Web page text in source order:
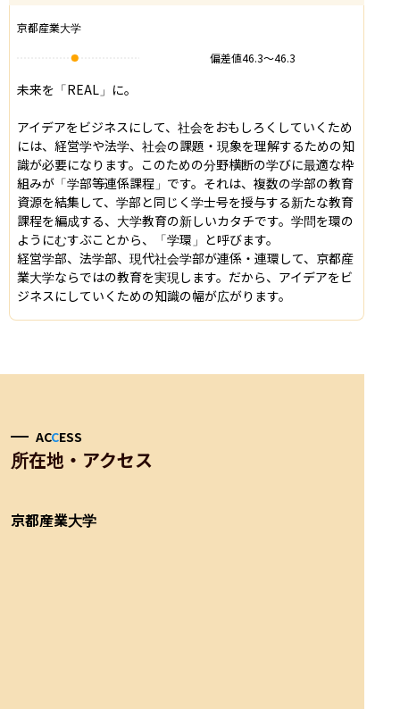
京都産業大学
偏差値46.3〜46.3
未来を「REAL」に。
アイデアをビジネスにして、社会をおもしろくしていくため
には、経営学や法学、社会の課題・現象を理解するための知
識が必要になります。このための分野横断の学びに最適な枠
組みが「学部等連係課程」です。それは、複数の学部の教育
資源を結集して、学部と同じく学士号を授与する新たな教育
課程を編成する、大学教育の新しいカタチです。学問を環の
ようにむすぶことから、「学環」と呼びます。
経営学部、法学部、現代社会学部が連係・連環して、京都産
業大学ならではの教育を実現します。だから、アイデアをビ
ジネスにしていくための知識の幅が広がります。
ACCESS
所在地・アクセス
京都産業大学